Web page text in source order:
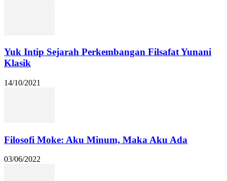
Yuk Intip Sejarah Perkembangan Filsafat Yunani
Klasik
14/10/2021
Filosofi Moke: Aku Minum, Maka Aku Ada
03/06/2022